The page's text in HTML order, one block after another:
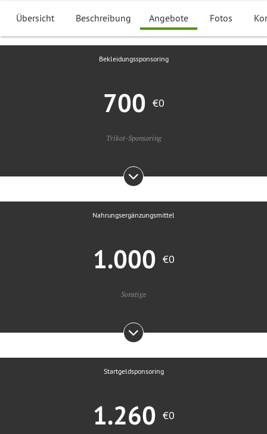
Übersicht Beschreibung Angebote Fotos
Bekleidungssponsoring
700 €0
Trikot-Sponsoring
Nahrungsergänzungsmittel
1.000 €0
Sonstige
Startgeldsponsoring
1.260 €0